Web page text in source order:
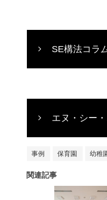
SE構法コラ
エヌ・シー
事例 保育園 幼稚
関連記事